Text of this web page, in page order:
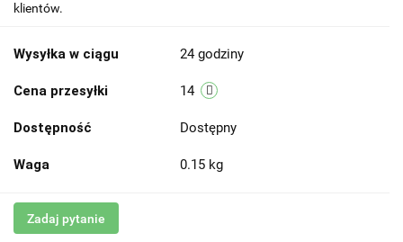
klientów.
Wysyłka w ciągu 24 godziny
Cena przesyłki 14
Dostępność Dostępny
Waga 0.15 kg
Zadaj pytanie